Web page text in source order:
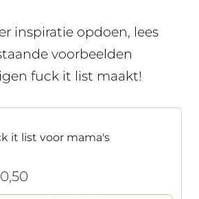
inspiratie opdoen, lees
voorbeelden
fuck it list maakt!
it list voor mama's